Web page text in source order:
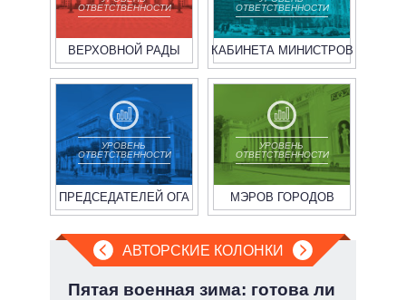
ОТВЕТСТВЕННОСТИ
ВЕРХОВНОЙ РАДЫ
ОТВЕТСТВЕННОСТИ
КАБИНЕТА МИНИСТРОВ
УРОВЕНЬ
ОТВЕТСТВЕННОСТИ
ПРЕДСЕДАТЕЛЕЙ ОГА
УРОВЕНЬ
ОТВЕТСТВЕННОСТИ
МЭРОВ ГОРОДОВ
АВТОРСКИЕ КОЛОНКИ
Пятая военная зима: готова ли